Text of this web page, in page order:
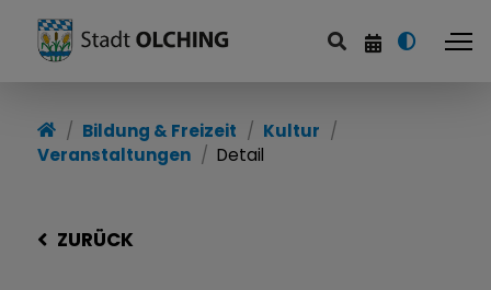
Bildung & Freizeit
Kultur
Veranstaltungen
Detail
ZURÜCK